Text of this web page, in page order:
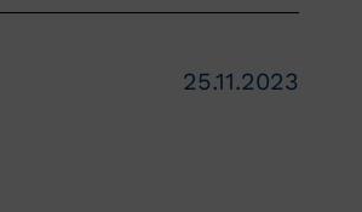
25.11.2023